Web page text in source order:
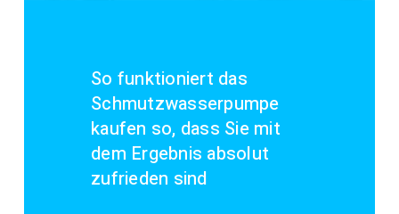
So funktioniert das
Schmutzwasserpumpe
kaufen so, dass Sie mit
dem Ergebnis absolut
zufrieden sind